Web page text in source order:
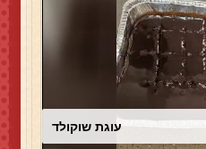
עוגת שוקולד